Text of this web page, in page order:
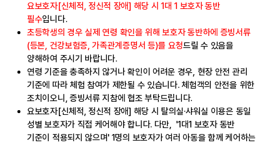
요보호자[신체적, 정신적 장애] 해당 시 1대 1 보호자 동반
필수입니다.
초등학생의 경우실제 연령 확인을 위해 보호자 동반하에 증빙서류
(등본, 건강보험증, 가족관계증명서 등)를 요청드릴 수 있음을
양해하여 주시기 바랍니다.
연령 기준을 충족하지 않거나 확인이 어려운 경우, 현장 안전 관리
기준에 따라 체험 참여가 제한될 수 있습니다. 체험객의 안전을 위한
조치이오니, 증빙서류 지참에 협조 부탁드립니다.
요보호자[신체적, 정신적 장애] 해당 시 탈의실·샤워실 이용은 동일
성별보호자가 직접 케어해야 합니다. 다만, '1대1 보호자 동반
기준이 적용되지 않으며' 1명의 보호자가 여러 아동을 함께 케어하는